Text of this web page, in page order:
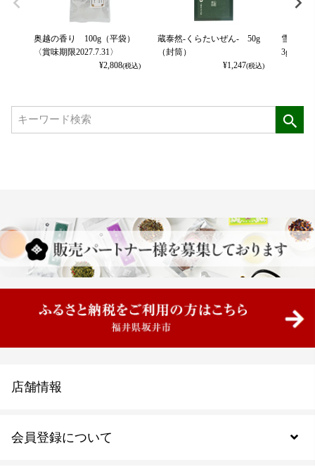
奥越の香り 100g（平袋）
〈賞味期限2027.7.31〉
¥2,808(税込)
蔵泰然-くらたいぜん- 50g
（封筒）
¥1,247(税込)
雪室貯
3g×12p
会員登録について
店舗情報